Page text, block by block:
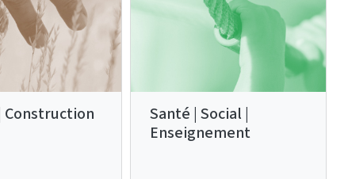
Construction
Santé | Social |
Enseignement